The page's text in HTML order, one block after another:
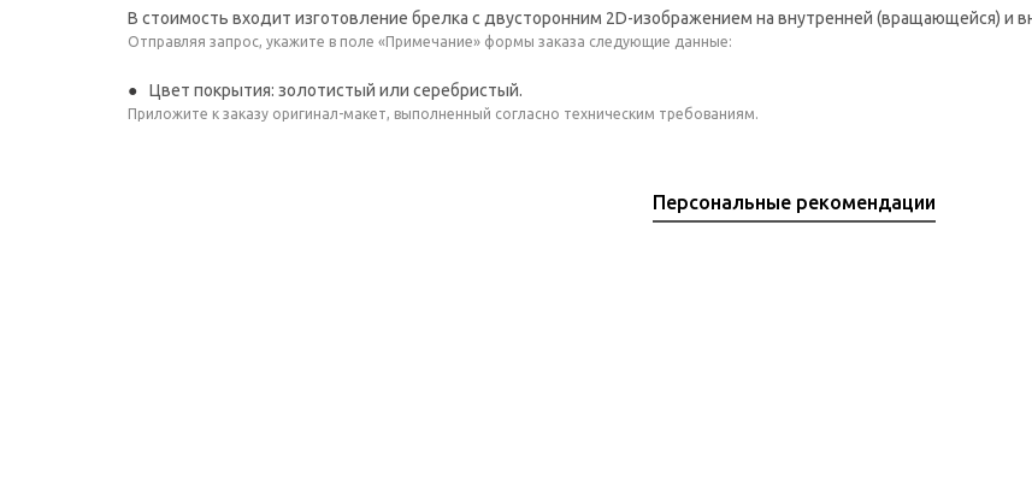
В стоимость входит изготовление брелка с двусторонним 2D-изображением на внутренней (вращающейся) и
Отправляя запрос, укажите в поле «Примечание» формы заказа следующие данные:
Цвет покрытия: золотистый или серебристый.
Приложите к заказу оригинал-макет, выполненный согласно техническим требованиям.
Персональные рекомендации